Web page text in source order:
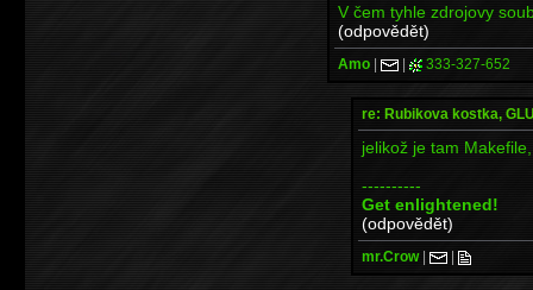
V čem tyhle zdrojovy
(odpovědět)
Amo | | 333-327-652
re: Rubikova kostka,
jelikož je tam
----------
Get enlightened!
(odpovědět)
mr.Crow| |